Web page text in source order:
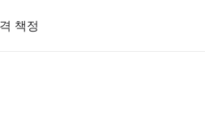
책정